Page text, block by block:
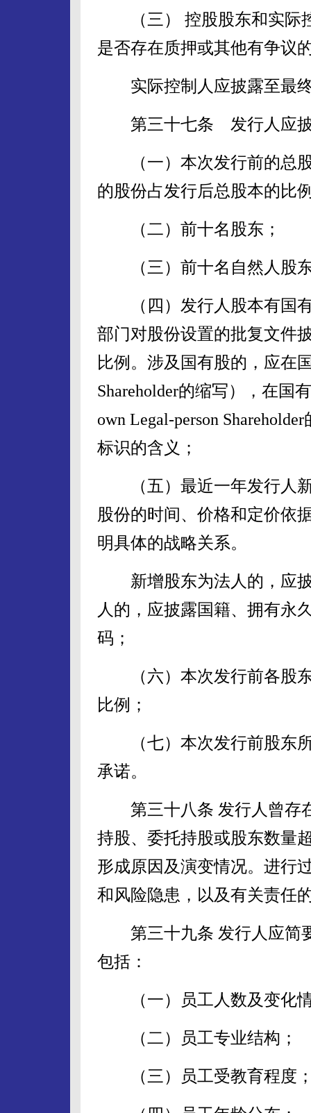
（三） 控股股东和实际
是否存在质押或其他有争议
实际控制人应披露至最终
第三十七条 发行人应披
（一）本次发行前的总股
的股份占发行后总股本的比
（二）前十名股东；
（三）前十名自然人股东
（四）发行人股本有国有
部门对股份设置的批复文件
比例。涉及国有股的，应在
Shareholder的缩写），在国
own Legal-person
标识的含义；
（五）最近一年发行人新
股份的时间、价格和定价依
明具体的战略关系。
新增股东为法人的，应披
人的，应披露国籍、拥有永
码；
（六）本次发行前各股东
比例；
（七）本次发行前股东所
承诺。
第三十八条 发行人曾存
持股、委托持股或股东数量
形成原因及演变情况。进行
和风险隐患，以及有关责任
第三十九条 发行人应简
包括：
（一）员工人数及变化
（二）员工专业结构；
（三）员工受教育程度